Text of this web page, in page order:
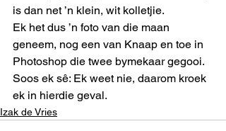
is dan net ’n klein, wit kolletjie.
Ek het dus ’n foto van die maan
geneem, nog een van Knaap en toe in
Photoshop die twee bymekaar gegooi.
Soos ek sê: Ek weet nie, daarom kroek
ek in hierdie geval.
Izak de Vries